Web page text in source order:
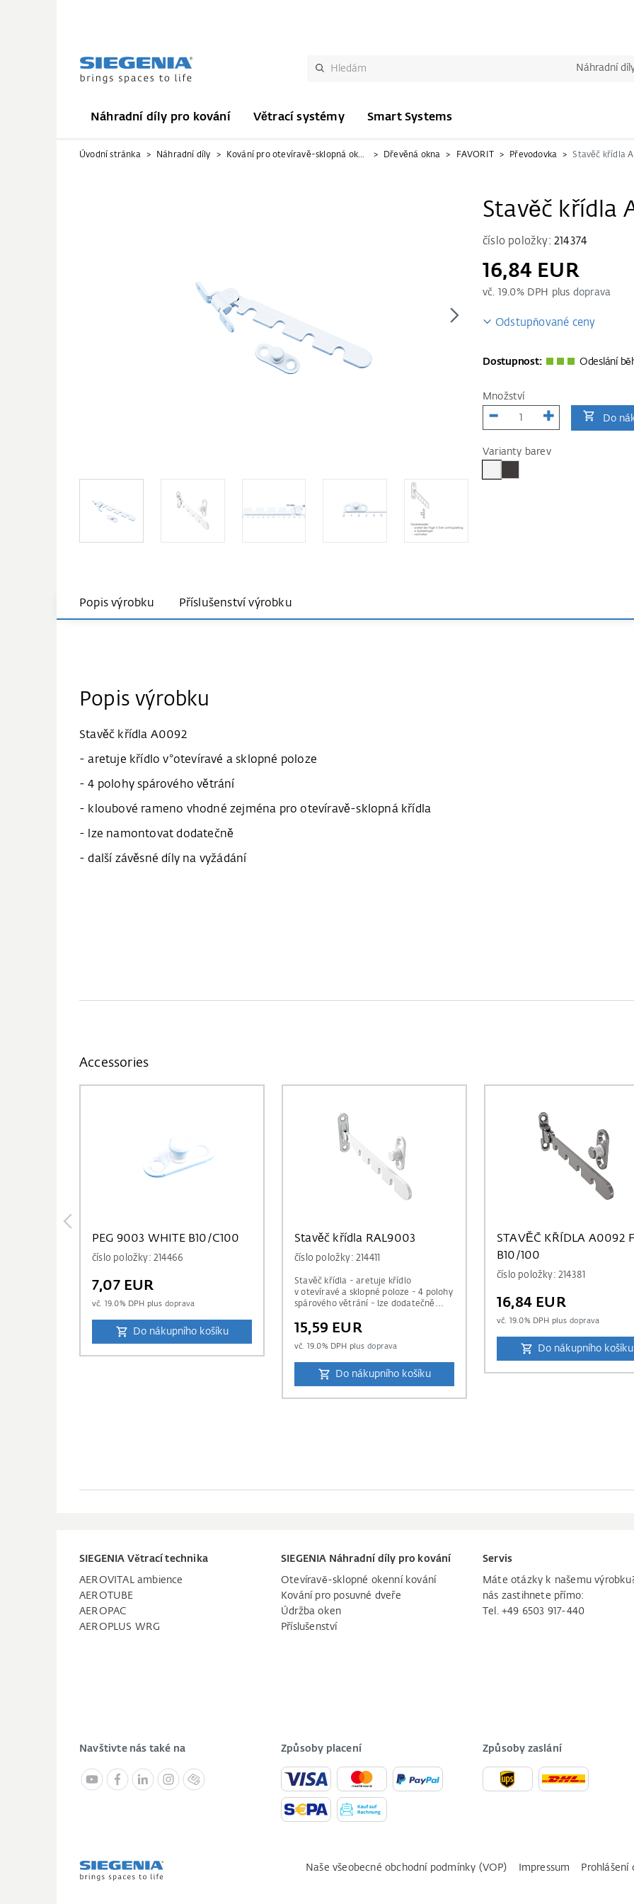
Náhradní
Náhradní díly pro kování Větrací systémy Smart Systems
Úvodní stránka Náhradní díly Kování pro otevíravě-sklopná okna Dřevěná okna FAVORIT Převodovka Stavěč křídla
Stavěč křídla
číslo položky: 214374
16,84 EUR
vč. 19.0% DPH plus doprava
Odstupňované ceny
Dostupnost: Odeslání
Množství
Do
Varianty barev
Popis výrobku Příslušenství výrobku
Popis výrobku
Stavěč křídla A0092
- aretuje křídlo v°otevíravé a sklopné poloze
- 4 polohy spárového větrání
- kloubové rameno vhodné zejména pro otevíravě-sklopná křídla
- lze namontovat dodatečně
- další závěsné díly na vyžádání
Accessories
PEG 9003 WHITE B10/C100
číslo položky: 214466
7,07 EUR
vč. 19.0% DPH plus doprava
Do nákupního košíku
Stavěč křídla RAL9003
číslo položky: 214411
Stavěč křídla - aretuje křídlo
v otevíravé a sklopné poloze - 4 polohy
spárového větrání - lze dodatečně
15,59 EUR
vč. 19.0% DPH plus doprava
Do nákupního košíku
STAVĚČ KŘÍDLA A0092
B10/100
číslo položky: 214381
16,84 EUR
vč. 19.0% DPH plus doprava
Do nákupního košíku
SIEGENIA Větrací technika
AEROVITAL ambience
AEROTUBE
AEROPAC
AEROPLUS WRG
SIEGENIA Náhradní díly pro kování
Otevíravě-sklopné okenní kování
Kování pro posuvné dveře
Údržba oken
Příslušenství
Servis
Máte otázky k našemu
nás zastihnete přímo:
Tel. +49 6503 917-440
Navštivte nás také na Způsoby placení Způsoby zaslání
Naše všeobecné obchodní podmínky (VOP) Impressum Prohlášení